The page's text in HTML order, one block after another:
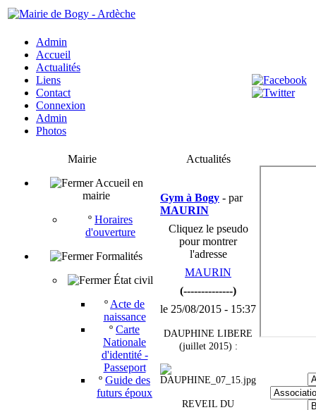
Admin
Accueil
Actualités
Liens
Contact
Connexion
Admin
Photos
Mairie
Accueil en
mairie
º Horaires
d'ouverture
Formalités
État civil
º Acte de
naissance
º Carte
Nationale
d'identité -
Passeport
º Guide des
futurs époux
Actualités
Gym à Bogy - par
MAURIN
Cliquez le pseudo
pour montrer
l'adresse
MAURIN
(--------------)
le 25/08/2015 - 15:37
DAUPHINE LIBERE
(juillet 2015) :
REVEIL DU